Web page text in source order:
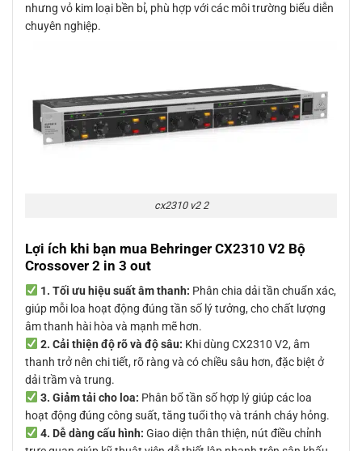
nhưng vỏ kim loại bền bỉ, phù hợp với các môi trường biểu diễn
chuyên nghiệp.
cx2310 v2 2
Lợi ích khi bạn mua Behringer CX2310 V2 Bộ
Crossover 2 in 3 out
1. Tối ưu hiệu suất âm thanh: Phân chia dải tần chuẩn xác,
giúp mỗi loa hoạt động đúng tần số lý tưởng, cho chất lượng
âm thanh hài hòa và mạnh mẽ hơn.
2. Cải thiện độ rõ và độ sâu: Khi dùng CX2310 V2, âm
thanh trở nên chi tiết, rõ ràng và có chiều sâu hơn, đặc biệt ở
dải trầm và trung.
3. Giảm tải cho loa: Phân bổ tần số hợp lý giúp các loa
hoạt động đúng công suất, tăng tuổi thọ và tránh cháy hỏng.
4. Dễ dàng cấu hình: Giao diện thân thiện, nút điều chỉnh